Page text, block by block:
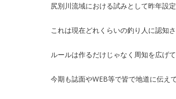
尻別川流域における試みとして昨年設
これは現在どれくらいの釣り人に認知
ルールは作るだけじゃなく周知を広げ
今期も誌面やWEB等で皆で地道に伝え